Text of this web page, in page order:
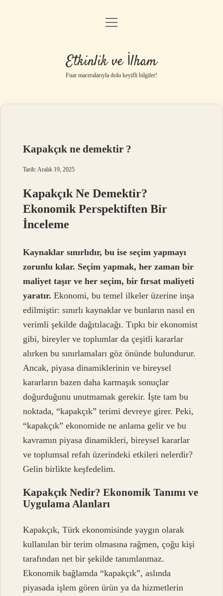
Anasayfa
Gizlilik Politikası
Yasal Uyarı
menüyü
Etkinlik ve İlham
Fuar maceralarıyla dolu keyifli bilgiler!
Kapakçık ne demektir ?
Tarih: Aralık 19, 2025
Kapakçık Ne Demektir?
Ekonomik Perspektiften Bir
İnceleme
Kaynaklar sınırlıdır, bu ise seçim yapmayı
zorunlu kılar. Seçim yapmak, her zaman bir
maliyet taşır ve her seçim, bir fırsat maliyeti
yaratır. Ekonomi, bu temel ilkeler üzerine inşa
edilmiştir: sınırlı kaynaklar ve bunların nasıl en
verimli şekilde dağıtılacağı. Tıpkı bir ekonomist
gibi, bireyler ve toplumlar da çeşitli kararlar
alırken bu sınırlamaları göz önünde bulundurur.
Ancak, piyasa dinamiklerinin ve bireysel
kararların bazen daha karmaşık sonuçlar
doğurduğunu unutmamak gerekir. İşte tam bu
noktada, “kapakçık” terimi devreye girer. Peki,
“kapakçık” ekonomide ne anlama gelir ve bu
kavramın piyasa dinamikleri, bireysel kararlar
ve toplumsal refah üzerindeki etkileri nelerdir?
Gelin birlikte keşfedelim.
Kapakçık Nedir? Ekonomik Tanımı ve
Uygulama Alanları
Kapakçık, Türk ekonomisinde yaygın olarak
kullanılan bir terim olmasına rağmen, çoğu kişi
tarafından net bir şekilde tanımlanmaz.
Ekonomik bağlamda “kapakçık”, aslında
piyasada işlem gören ürün ya da hizmetlerin